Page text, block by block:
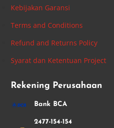
Kebijakan Garansi
Terms and Conditions
Refund and Returns Policy
Syarat dan Ketentuan Project
Rekening Perusahaan
Bank BCA
2477-154-154